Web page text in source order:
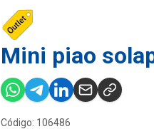
Mini piao
Código: 106486